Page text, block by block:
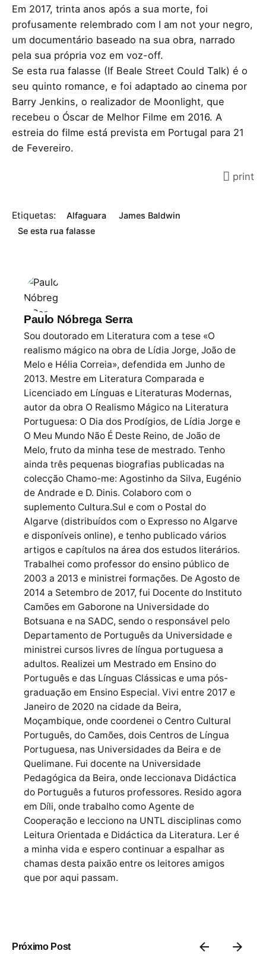
Em 2017, trinta anos após a sua morte, foi
profusamente relembrado com I am not your negro,
um documentário baseado na sua obra, narrado
pela sua própria voz em voz-off.
Se esta rua falasse (If Beale Street Could Talk) é o
seu quinto romance, e foi adaptado ao cinema por
Barry Jenkins, o realizador de Moonlight, que
recebeu o Óscar de Melhor Filme em 2016. A
estreia do filme está prevista em Portugal para 21
de Fevereiro.
print
Etiquetas: Alfaguara
James Baldwin
Se esta rua falasse
Paulo Nóbrega Serra
Sou doutorado em Literatura com a tese «O
realismo mágico na obra de Lídia Jorge, João de
Melo e Hélia Correia», defendida em Junho de
2013. Mestre em Literatura Comparada e
Licenciado em Línguas e Literaturas Modernas,
autor da obra O Realismo Mágico na Literatura
Portuguesa: O Dia dos Prodígios, de Lídia Jorge e
O Meu Mundo Não É Deste Reino, de João de
Melo, fruto da minha tese de mestrado. Tenho
ainda três pequenas biografias publicadas na
colecção Chamo-me: Agostinho da Silva, Eugénio
de Andrade e D. Dinis. Colaboro com o
suplemento Cultura.Sul e com o Postal do
Algarve (distribuídos com o Expresso no Algarve
e disponíveis online), e tenho publicado vários
artigos e capítulos na área dos estudos literários.
Trabalhei como professor do ensino público de
2003 a 2013 e ministrei formações. De Agosto de
2014 a Setembro de 2017, fui Docente do Instituto
Camões em Gaborone na Universidade do
Botsuana e na SADC, sendo o responsável pelo
Departamento de Português da Universidade e
ministrei cursos livres de língua portuguesa a
adultos. Realizei um Mestrado em Ensino do
Português e das Línguas Clássicas e uma pós-
graduação em Ensino Especial. Vivi entre 2017 e
Janeiro de 2020 na cidade da Beira,
Moçambique, onde coordenei o Centro Cultural
Português, do Camões, dois Centros de Língua
Portuguesa, nas Universidades da Beira e de
Quelimane. Fui docente na Universidade
Pedagógica da Beira, onde leccionava Didáctica
do Português a futuros professores. Resido agora
em Díli, onde trabalho como Agente de
Cooperação e lecciono na UNTL disciplinas como
Leitura Orientada e Didáctica da Literatura. Ler é
a minha vida e espero continuar a espalhar as
chamas desta paixão entre os leitores amigos
que por aqui passam.
Próximo Post